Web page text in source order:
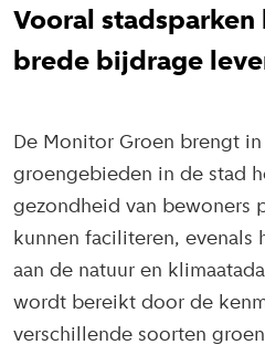
Vooral stadsparken
brede bijdrage
De Monitor Groen brengt
groengebieden in de stad
gezondheid van bewoners
kunnen faciliteren,
aan de natuur en
wordt bereikt door de
verschillende soorten